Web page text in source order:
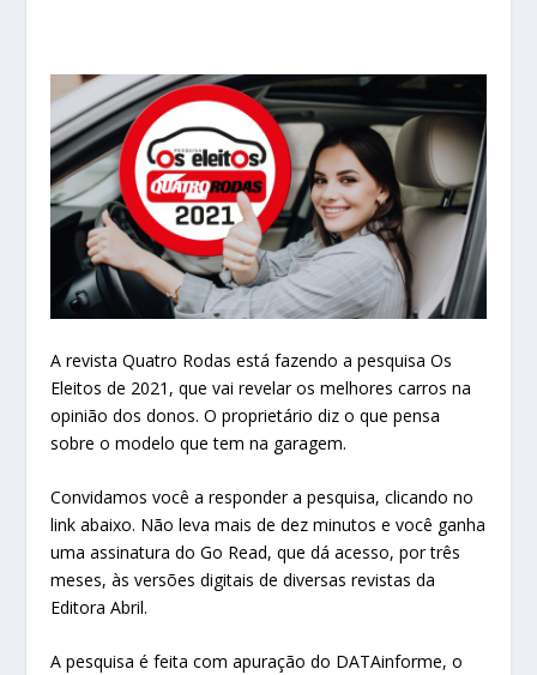
A revista Quatro Rodas está fazendo a pesquisa Os
Eleitos de 2021, que vai revelar os melhores carros na
opinião dos donos. O proprietário diz o que pensa
sobre o modelo que tem na garagem.
Convidamos você a responder a pesquisa, clicando no
link abaixo. Não leva mais de dez minutos e você ganha
uma assinatura do Go Read, que dá acesso, por três
meses, às versões digitais de diversas revistas da
Editora Abril.
A pesquisa é feita com apuração do DATAinforme, o